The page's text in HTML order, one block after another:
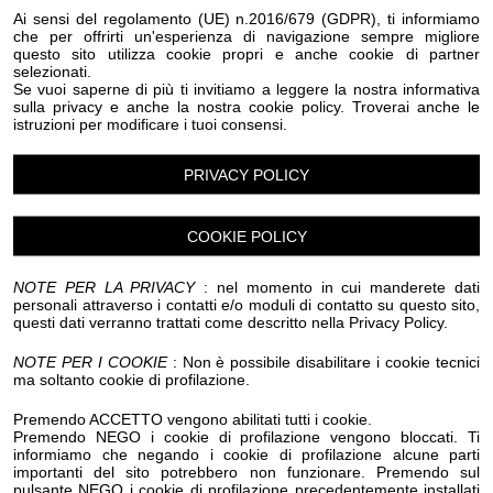
Ai sensi del regolamento (UE) n.2016/679 (GDPR), ti informiamo
che per offrirti un'esperienza di navigazione sempre migliore
questo sito utilizza cookie propri e anche cookie di partner
selezionati.
Se vuoi saperne di più ti invitiamo a leggere la nostra informativa
sulla privacy e anche la nostra cookie policy. Troverai anche le
istruzioni per modificare i tuoi consensi.
PRIVACY POLICY
COOKIE POLICY
NOTE PER LA PRIVACY: nel momento in cui manderete dati
personali attraverso i contatti e/o moduli di contatto su questo sito,
questi dati verranno trattati come descritto nella Privacy Policy.
NOTE PER I COOKIE: Non è possibile disabilitare i cookie tecnici
ma soltanto cookie di profilazione.
Premendo ACCETTO vengono abilitati tutti i cookie.
Premendo NEGO i cookie di profilazione vengono bloccati. Ti
informiamo che negando i cookie di profilazione alcune parti
importanti del sito potrebbero non funzionare. Premendo sul
pulsante NEGO i cookie di profilazione precedentemente installati
Eventi Halloween Olivetta San Michele
Eventi Halloween OspedalettiEventi Halloween Perinaldo
Eventi Halloween Pietrabruna
Eventi Halloween Pieve Di TecoEventi Halloween Pigna
Eventi Halloween Pompeiana
Eventi Halloween Pontedassio
Eventi Halloween PornassioEventi Halloween Prela'
Eventi Halloween RanzoEventi Halloween Rezzo
Eventi Halloween Riva Ligure
Eventi Halloween Rocchetta Nervina
Eventi Halloween San Bartolomeo al Mare
Eventi Halloween San Biagio della Cima
Eventi Halloween San Lorenzo al Mare
Eventi Halloween Sanremo
Eventi Halloween Santo Stefano al Mare
Eventi Halloween Taggia Eventi Halloween Terzorio
Eventi Halloween TrioraEventi Halloween Vallebona
Eventi Halloween Vallecrosia al Mare
Eventi Halloween VasiaEventi Halloween Ventimiglia
Eventi Halloween VessalicoEventi Halloween Villa Faraldi
Eventi Halloween AndoraEventi Halloween Alassio